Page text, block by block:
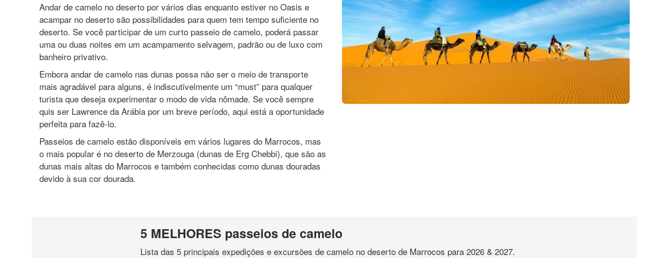
Andar de camelo no deserto por vários dias enquanto estiver no Oasis e
acampar no deserto são possibilidades para quem tem tempo suficiente no
deserto. Se você participar de um curto passeio de camelo, poderá passar
uma ou duas noites em um acampamento selvagem, padrão ou de luxo com
banheiro privativo.
Embora andar de camelo nas dunas possa não ser o meio de transporte
mais agradável para alguns, é indiscutivelmente um “must” para qualquer
turista que deseja experimentar o modo de vida nômade. Se você sempre
quis ser Lawrence da Arábia por um breve período, aqui está a oportunidade
perfeita para fazê-lo.
Passeios de camelo estão disponíveis em vários lugares do Marrocos, mas
o mais popular é no deserto de Merzouga (dunas de Erg Chebbi), que são as
dunas mais altas do Marrocos e também conhecidas como dunas douradas
devido à sua cor dourada.
5 MELHORES passeios de camelo
Lista das 5 principais expedições e excursões de camelo no deserto de Marrocos para 2026 & 2027.